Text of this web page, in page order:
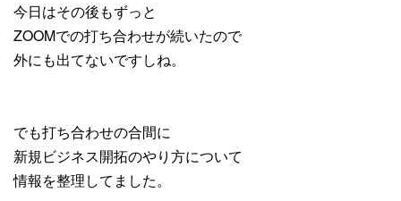
今日はその後もずっと
ZOOMでの打ち合わせが続いたので
外にも出てないですしね。
でも打ち合わせの合間に
新規ビジネス開拓のやり方について
情報を整理してました。